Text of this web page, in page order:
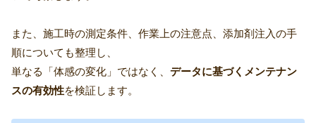
また、施工時の測定条件、作業上の注意点、添加剤注入の手
順についても整理し、
単なる「体感の変化」ではなく、 データに基づくメンテナン
スの有効性を検証します。